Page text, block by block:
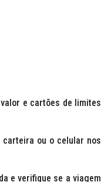
e cartões de limites
carteira ou o celular nos
e verifique se a viagem